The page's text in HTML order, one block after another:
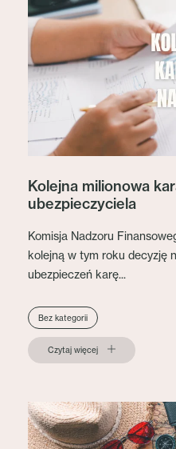
Kolejna milionowa
ubezpieczyciela
Komisja Nadzoru
kolejną w tym roku decyzję
ubezpieczeń karę...
Bez kategorii
Czytaj więcej